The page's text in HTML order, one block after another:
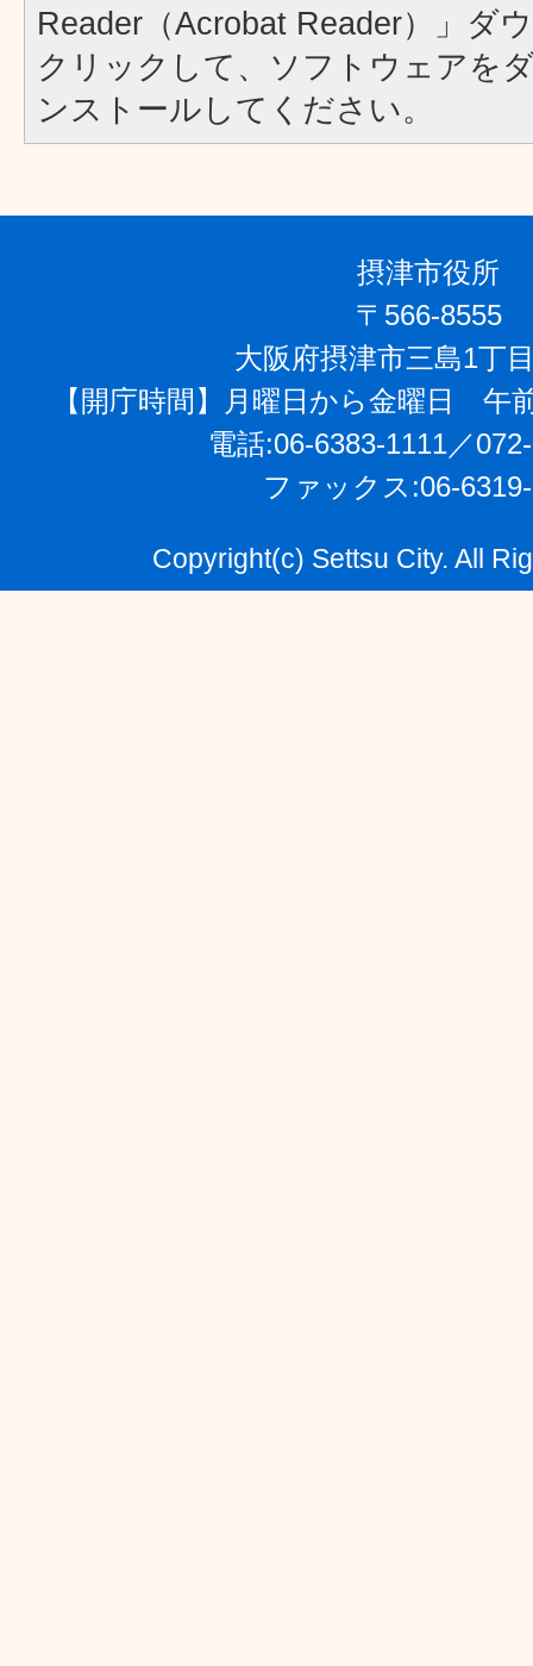
Reader（Acrobat Reader）」ダ
クリックして、ソフトウェアを
ンストールしてください。
摂津市役所
〒566-8555
大阪府摂津市三島1丁
【開庁時間】月曜日から金曜日 午
電話:06-6383-1111／
ファックス:06-
Copyright(c) Settsu City. All